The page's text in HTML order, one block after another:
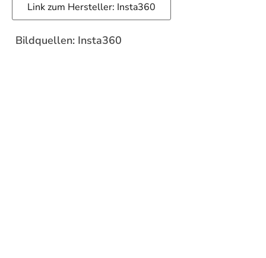
Link zum Hersteller: Insta360
Bildquellen: Insta360